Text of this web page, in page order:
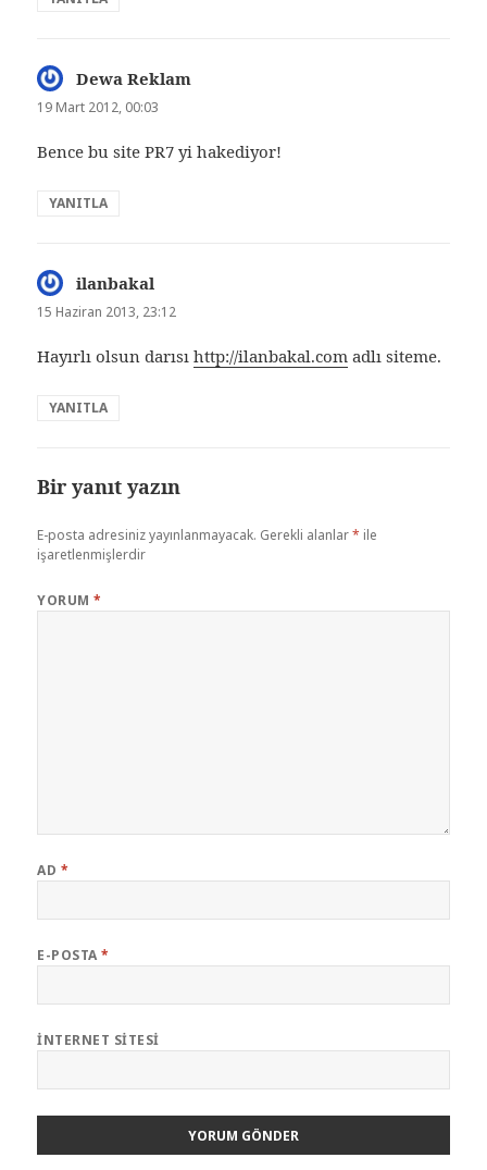
Dewa Reklam
19 Mart 2012, 00:03
Bence bu site PR7 yi hakediyor!
YANITLA
ilanbakal
ki:
15 Haziran 2013, 23:12
Hayırlı olsun darısıhttp://ilanbakal.com adlı siteme.
YANITLA
Bir yanıt yazın
E-posta adresiniz yayınlanmayacak. Gerekli alanlar* ile
işaretlenmişlerdir
YORUM*
AD *
E-POSTA*
İNTERNET SITESI